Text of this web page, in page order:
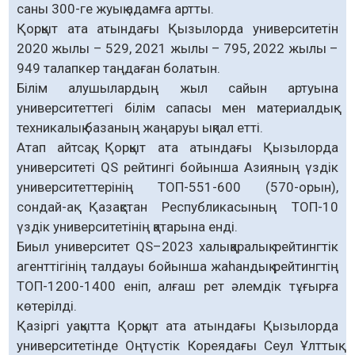
саны 300-ге жуық адамға артты.
Қорқыт ата атындағы Қызылорда университетін
2020 жылы – 529, 2021 жылы – 795, 2022 жылы –
949 талапкер таңдаған болатын.
Білім алушылардың жыл сайын артуына
университеттегі білім сапасы мен материалдық-
техникалық базаның жаңаруы ықпал етті.
Атап айтсақ, Қорқыт ата атындағы Қызылорда
университеті QS рейтингі бойынша Азияның үздік
университеттерінің ТОП-551-600 (570-орын),
сондай-ақ Қазақстан Республикасының ТОП-10
үздік университетінің қатарына енді.
Биыл университет QS–2023 халықаралық рейтингтік
агенттігінің талдауы бойынша жаһандық рейтингтің
ТОП-1200-1400 еніп, алғаш рет әлемдік тұғырға
көтерілді.
Қазіргі уақытта Қорқыт ата атындағы Қызылорда
университетінде Оңтүстік Кореядағы Сеул Ұлттық